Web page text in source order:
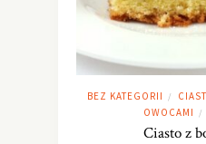
BEZ KATEGORII /
OWOCAMI
/
Ciasto z